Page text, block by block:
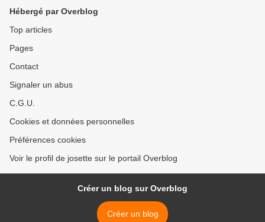
Hébergé par Overblog
Top articles
Pages
Contact
Signaler un abus
C.G.U.
Cookies et données personnelles
Préférences cookies
Voir le profil de josette sur le portail Overblog
Créer un blog sur Overblog
Créer un blog